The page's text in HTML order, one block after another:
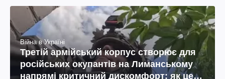
Війна в Україні
Третій армійський корпус створює для
російських окупантів на Лиманському
напрямі критичний дискомфорт: як це